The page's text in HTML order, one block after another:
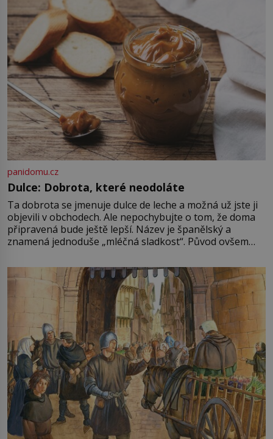
(1911–1979) či Heinrich Himmler
(1900–1945) zná každý, o koho se
historie jen otřela. Jenže […]
panidomu.cz
Dulce: Dobrota, které neodoláte
Ta dobrota se jmenuje dulce de leche a možná už jste ji
objevili v obchodech. Ale nepochybujte o tom, že doma
připravená bude ještě lepší. Název je španělský a
znamená jednoduše „mléčná sladkost“. Původ ovšem
pře hned několik latinskoamerických zemí a k tomu
Francie, kde se traduje,